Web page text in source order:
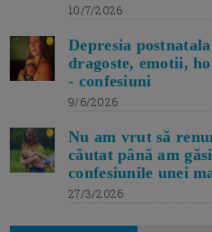
10/7/2026
Depresia
dragoste, emotii,
- confesiuni
9/6/2026
Nu am vrut să
căutat până am
confesiunile unei
27/3/2026